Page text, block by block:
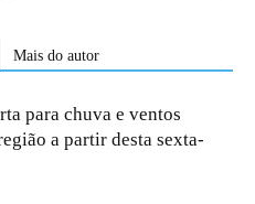
Mais do autor
para chuva e ventos
a partir desta sexta-